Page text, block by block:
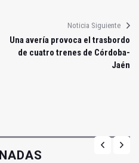
Noticia Siguiente
Una avería provoca el trasbordo
de cuatro trenes de Córdoba-
Jaén